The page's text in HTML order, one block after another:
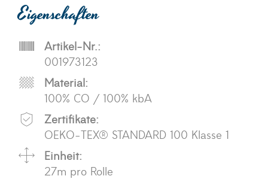
Eigenschaften
Artikel-Nr.:
001973123
Material:
100% CO / 100% kbA
Zertifikate:
OEKO-TEX® STANDARD 100 Klasse 1
Einheit:
27m pro Rolle